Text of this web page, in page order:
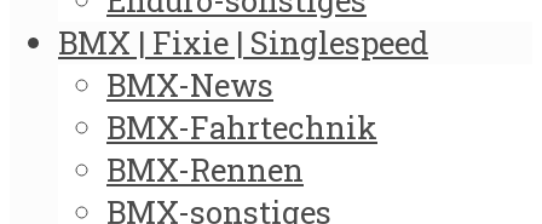
BMX | Fixie | Singlespeed
BMX-News
BMX-Fahrtechnik
BMX-Rennen
BMX-sonstiges